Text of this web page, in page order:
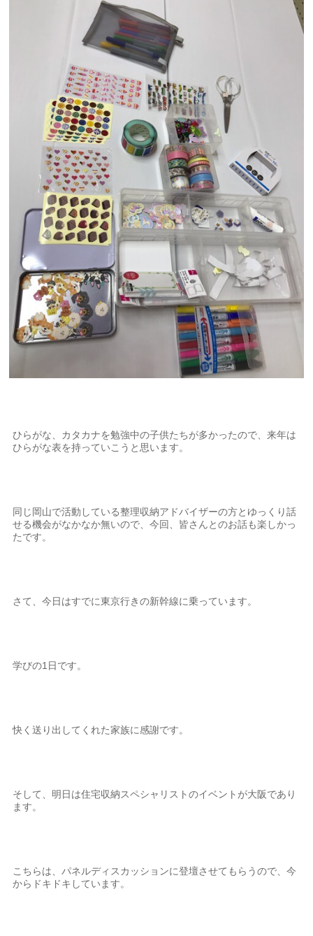
ひらがな、カタカナを勉強中の子供たちが多かったので、来年は
ひらがな表を持っていこうと思います。
同じ岡山で活動している整理収納アドバイザーの方とゆっくり話
せる機会がなかなか無いので、今回、皆さんとのお話も楽しかっ
たです。
さて、今日はすでに東京行きの新幹線に乗っています。
学びの1日です。
快く送り出してくれた家族に感謝です。
そして、明日は住宅収納スペシャリストのイベントが大阪であり
ます。
こちらは、パネルディスカッションに登壇させてもらうので、今
からドキドキしています。